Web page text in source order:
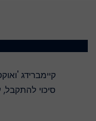
קיימברידג
סיכוי